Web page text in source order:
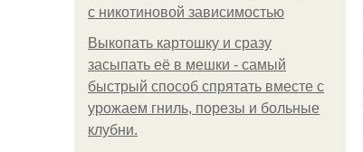
с никотиновой зависимостью
Выкопать картошку и сразу
засыпать её в мешки - самый
быстрый способ спрятать вместе с
урожаем гниль, порезы и больные
клубни.